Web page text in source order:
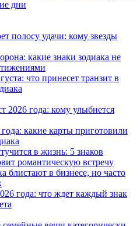
дни
полосу удачи: кому звезды
какие знаки зодиака не
что принесет транзит в
2026 года: кому улыбнется
какие карты приготовили
в жизнь: 5 знаков
романтическую встречу
блистают в бизнесе, но часто
года: что ждет каждый знак